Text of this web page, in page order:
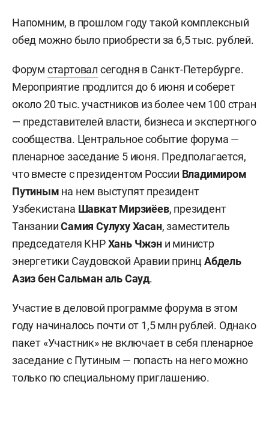
Напомним, в прошлом году такой комплексный
обед можно было приобрести за 6,5 тыс. рублей.
Форум стартовал сегодня в Санкт-Петербурге.
Мероприятие продлится до 6 июня и соберет
около 20 тыс. участников из более чем 100 стран
— представителей власти, бизнеса и экспертного
сообщества. Центральное событие форума —
пленарное заседание 5 июня. Предполагается,
что вместе с президентом России Владимиром
Путиным на нем выступят президент
Узбекистана Шавкат Мирзиёев, президент
ТанзанииСамия Сулуху Хасан, заместитель
председателя КНРХань Чжэни министр
энергетики Саудовской Аравии принц Абдель
Азиз бен Сальман аль Сауд.
Участие в деловой программе форума в этом
году начиналось почти от 1,5 млн рублей. Однако
пакет «Участник» не включает в себя пленарное
заседание с Путиным — попасть на него можно
только по специальному приглашению.